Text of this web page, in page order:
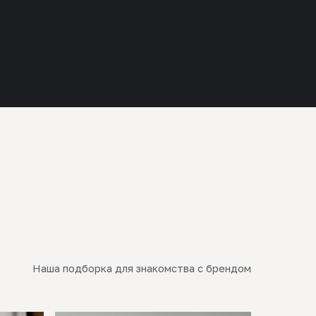
Наша подборка для знакомства с брендом